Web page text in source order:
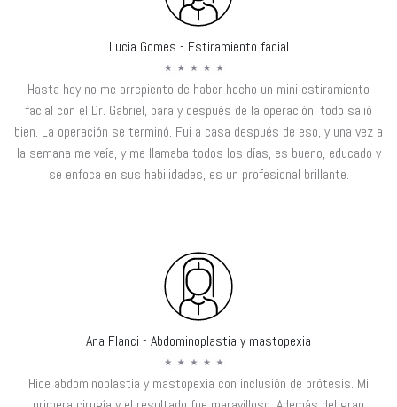
Lucia Gomes - Estiramiento facial
Hasta hoy no me arrepiento de haber hecho un mini estiramiento
facial con el Dr. Gabriel, para y después de la operación, todo salió
bien. La operación se terminó. Fui a casa después de eso, y una vez a
la semana me veía, y me llamaba todos los días, es bueno, educado y
se enfoca en sus habilidades, es un profesional brillante.
Ana Flanci - Abdominoplastia y mastopexia
Hice abdominoplastia y mastopexia con inclusión de prótesis. Mi